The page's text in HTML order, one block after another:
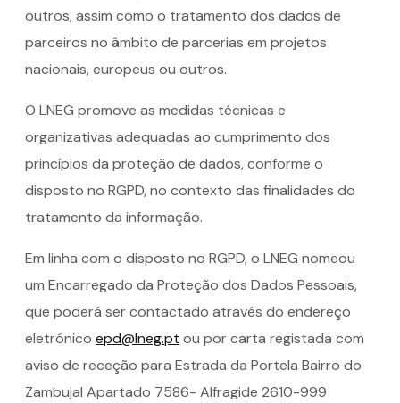
outros, assim como o tratamento dos dados de
parceiros no âmbito de parcerias em projetos
nacionais, europeus ou outros.
O LNEG promove as medidas técnicas e
organizativas adequadas ao cumprimento dos
princípios da proteção de dados, conforme o
disposto no RGPD, no contexto das finalidades do
tratamento da informação.
Em linha com o disposto no RGPD, o LNEG nomeou
um Encarregado da Proteção dos Dados Pessoais,
que poderá ser contactado através do endereço
eletrónico epd@lneg.pt ou por carta registada com
aviso de receção para Estrada da Portela Bairro do
Zambujal Apartado 7586- Alfragide 2610-999